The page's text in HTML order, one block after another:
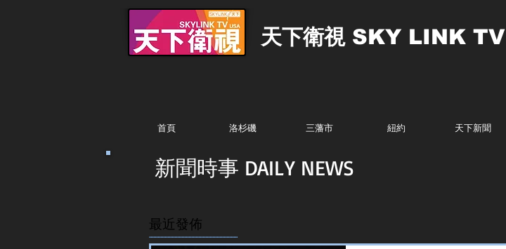
天下衛視SKY LINK TV
首頁 洛杉磯 三藩市 紐約 天下新聞
新聞時事 DAILY NEWS
最近發佈
...............................................................